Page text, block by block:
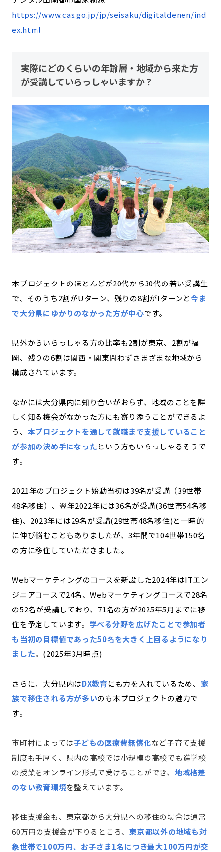
https://www.cas.go.jp/jp/seisaku/digitaldenen/ind
ex.html
実際にどのくらいの年齢層・地域から来た方
が受講していらっしゃいますか？
本プロジェクトのほとんどが20代から30代の若い受講生
で、そのうち2割がUターン、残りの8割がIターンと今ま
で大分県にゆかりのなかった方が中心です。
県外からいらっしゃる方の比率も2割が東京、2割が福
岡、残りの6割は関西・関東問わずさまざまな地域から
構成されています。
なかには大分県内に知り合いがおらず、地域のことを詳
しく知る機会がなかった方にも寄り添うことができるよ
う、 本プロジェクトを通して就職まで支援していること
が参加の決め手になったという方もいらっしゃるそうで
す。
2021年のプロジェクト始動当初は39名が受講（39世帯
48名移住）、翌年2022年には36名が受講(36世帯54名移
住)、2023年には29名が受講(29世帯48名移住)と一時的
に伸び悩むこともありましたが、3年間で104世帯150名
の方に移住していただきました。
Webマーケティングのコースを新設した2024年はITエン
ジニアコースで24名、Webマーケティングコースで28名
の52名が受講しており、71名の方が2025年5月までに移
住を予定しています。 学べる分野を広げたことで参加者
も当初の目標値であった50名を大きく上回るようになり
ました。(2025年3月時点)
さらに、大分県内はDX教育にも力を入れているため、 家
族で移住される方が多いのも本プロジェクトの魅力で
す。
市町村によっては子どもの医療費無償化など子育て支援
制度も手厚く、県内の高校では小規模の高校でも進学校
の授業をオンライン形式で受けることができ、 地域格差
のない教育環境を整えています。
移住支援金も、東京都から大分県への移住の場合は通常
60万円の支援金が下りるところ、 東京都以外の地域も対
象世帯で100万円、お子さま1名につき最大100万円が交